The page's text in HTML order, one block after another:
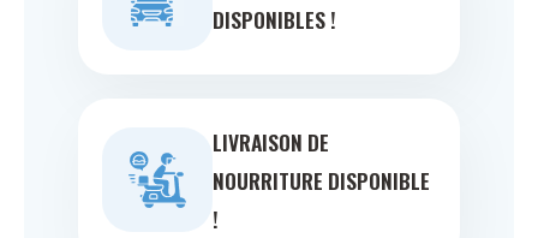
DISPONIBLES !
LIVRAISON DE
NOURRITURE DISPONIBLE
!